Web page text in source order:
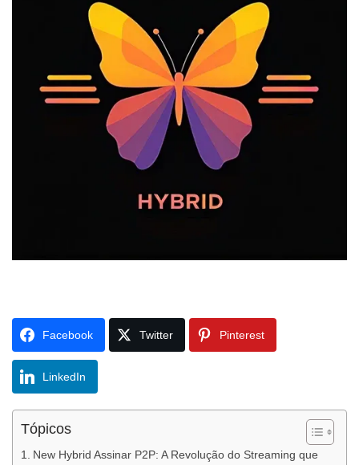
Facebook Twitter Pinterest
LinkedIn
Tópicos
New Hybrid Assinar P2P: A Revolução do Streaming que